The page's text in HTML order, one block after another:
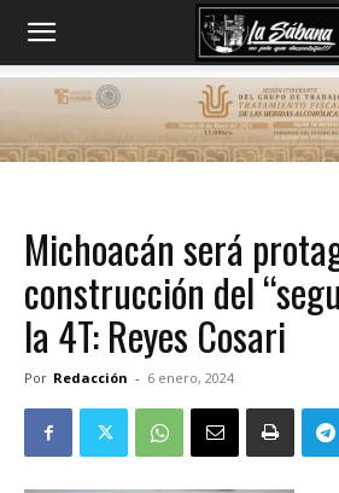
Michoacán será
construcción del
la 4T: Reyes Cosari
Por Redacción - 6 enero, 2024